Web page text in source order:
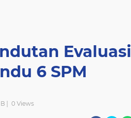
Evaluasi
6 SPM
| 0Views